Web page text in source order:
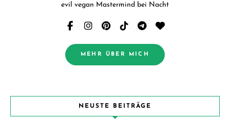
evil vegan Mastermind bei Nacht
MEHR ÜBER MICH
NEUSTE BEITRÄGE